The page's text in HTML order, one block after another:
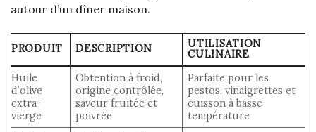
autour d’un dîner maison.
PRODUIT DESCRIPTION
UTILISATION
CULINAIRE
Huile
d’olive
extra-
vierge
Obtention à froid,
origine contrôlée,
saveur fruitée et
poivrée
Parfaite pour les
pestos, vinaigrettes et
cuisson à basse
température